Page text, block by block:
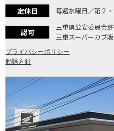
定休日 毎週水曜日／第２
認可
三重県公安委員会
三重スーパーカブ
プライバシーポリシー
勧誘方針